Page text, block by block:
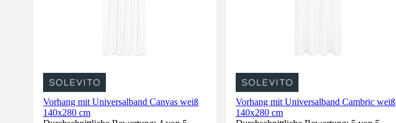
Vorhang mit Universalband Canvas weiß
140x280 cm
Vorhang mit Universalband Cambric weiß
140x280 cm